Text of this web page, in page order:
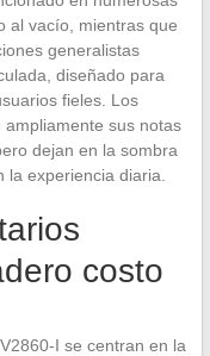
al vacío, mientras que
generalistas
diseñado para
fieles. Los
sus notas
dejan en la sombra
experiencia diaria.
costo
I se centran en la